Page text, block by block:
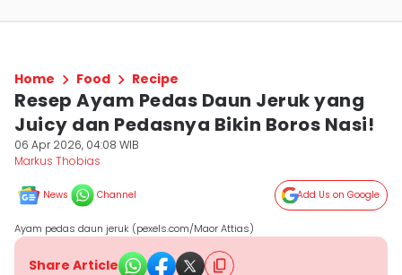
Home Food Recipe
Resep Ayam Pedas Daun Jeruk yang
Juicy dan Pedasnya Bikin Boros Nasi!
06 Apr 2026, 04:08 WIB
Markus Thobias
News Channel Add Us on Google
Ayam pedas daun jeruk (pexels.com/Maor Attias)
Share Article